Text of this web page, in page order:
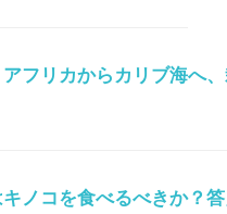
フリカからカリブ海へ
ノコを食べるべきか？答